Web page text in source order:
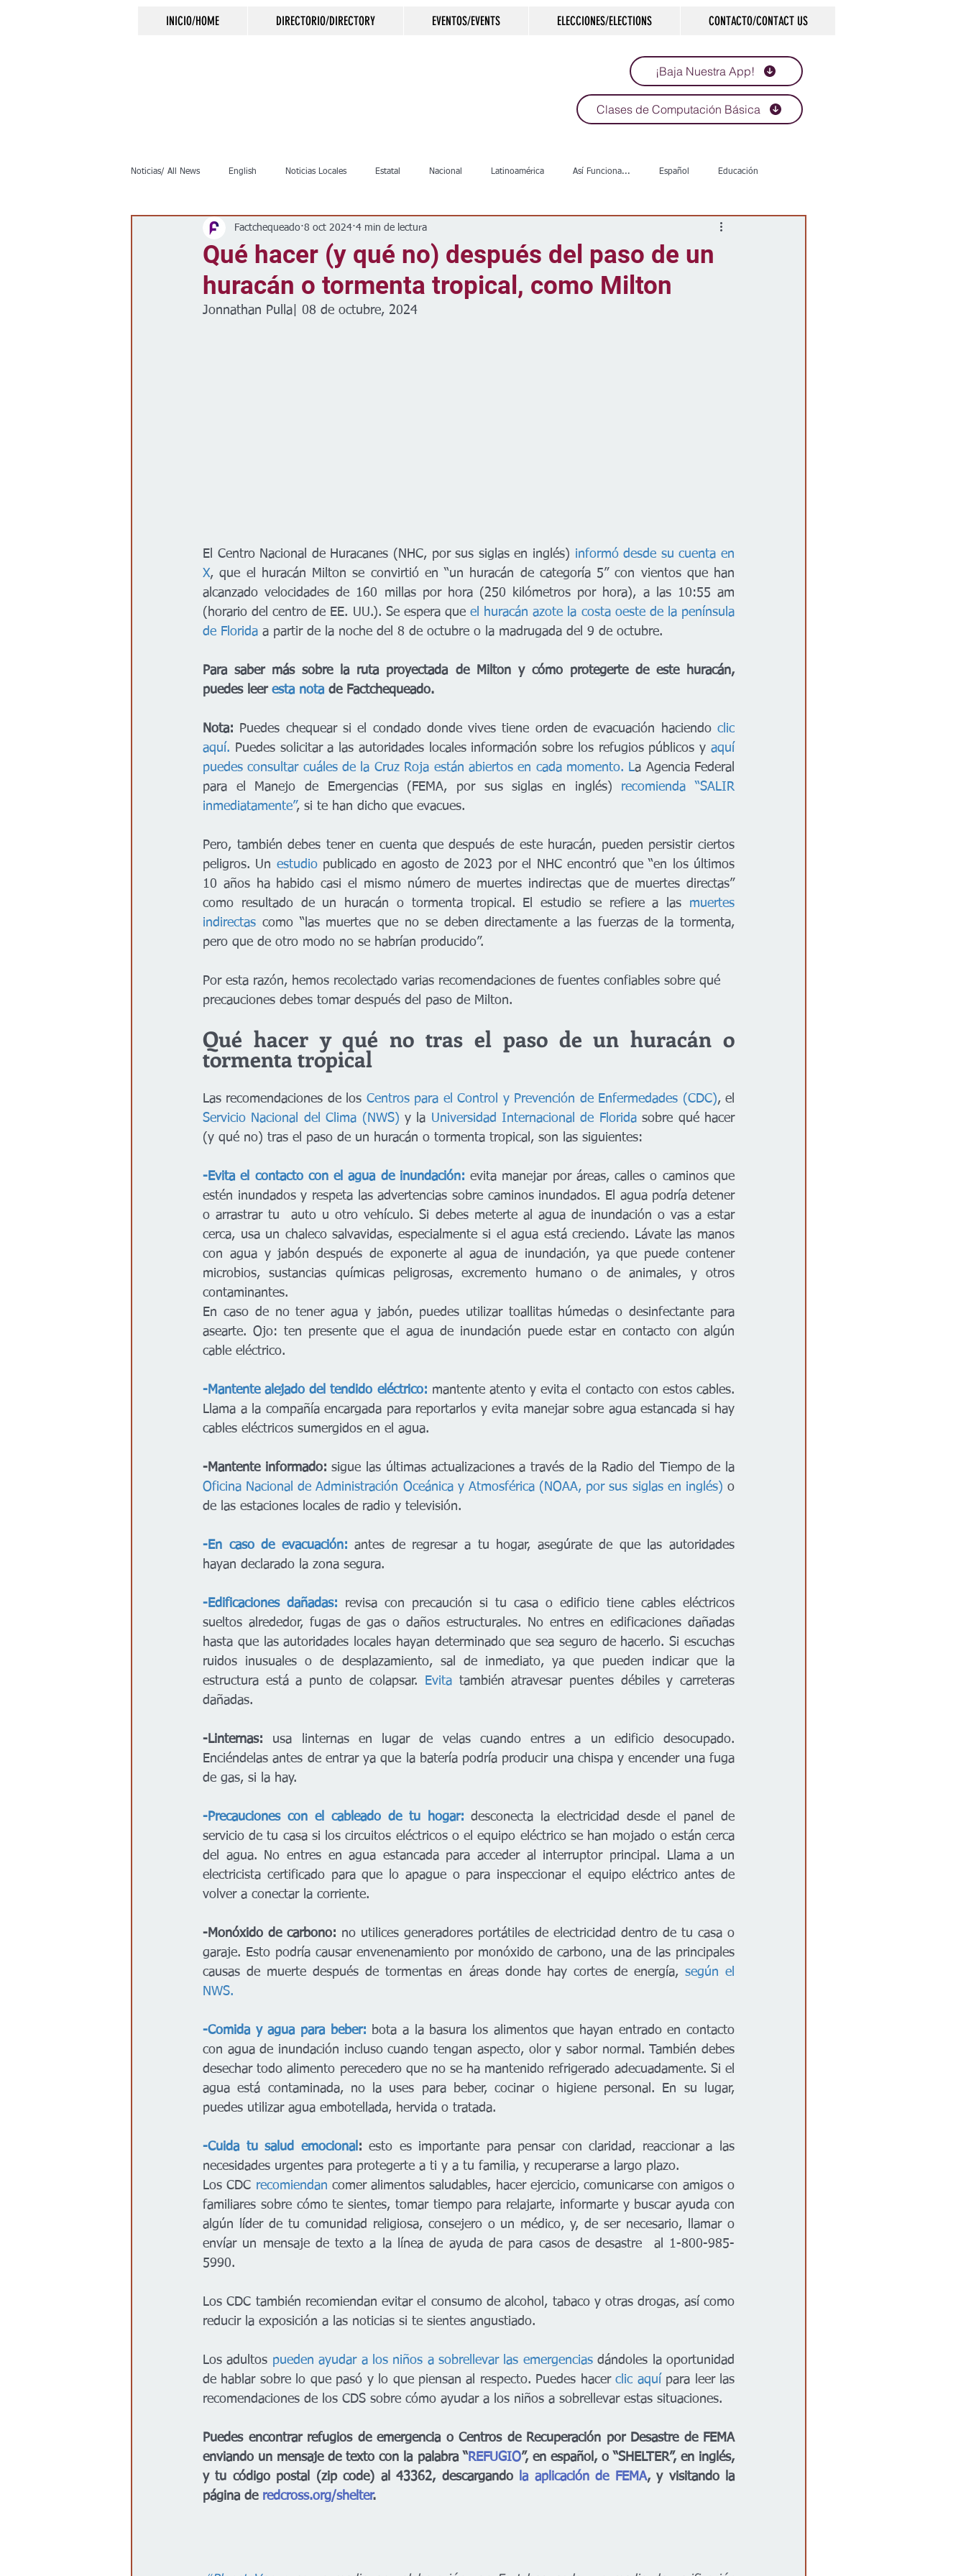
INICIO/HOME DIRECTORIO/DIRECTORY EVENTOS/EVENTS ELECCIONES/ELECTIONS CONTACTO/CONTACT US
¡Baja Nuestra App!
Clases de Computación Básica
Noticias/ All News English Noticias Locales Estatal Nacional Latinoamérica Así Funciona... Español Educación
Crimen Negocios Salud Arte & Cultura
Clima Vivienda Escuelas Calles Desamparados Carreteras Comunidad
Qué hacer (y qué no) después del paso de un
huracán o tormenta tropical, como Milton
Factchequeado 8 oct 2024 4 min de lectura
Jonnathan Pulla| 08 de octubre, 2024
El Centro Nacional de Huracanes (NHC, por sus siglas en inglés) informó desde su cuenta en
X, que el huracán Milton se convirtió en “un huracán de categoría 5” con vientos que han
alcanzado velocidades de 160 millas por hora (250 kilómetros por hora), a las 10:55 am
(horario del centro de EE. UU.). Se espera que el huracán azote la costa oeste de la península
de Florida a partir de la noche del 8 de octubre o la madrugada del 9 de octubre.
Para saber más sobre la ruta proyectada de Milton y cómo protegerte de este huracán,
puedes leer esta nota de Factchequeado.
Nota: Puedes chequear si el condado donde vives tiene orden de evacuación haciendo clic
aquí. Puedes solicitar a las autoridades locales información sobre los refugios públicos y aquí
puedes consultar cuáles de la Cruz Roja están abiertos en cada momento. La Agencia Federal
para el Manejo de Emergencias (FEMA, por sus siglas en inglés) recomienda “SALIR
inmediatamente”, si te han dicho que evacues.
Pero, también debes tener en cuenta que después de este huracán, pueden persistir ciertos
peligros. Un estudio publicado en agosto de 2023 por el NHC encontró que “en los últimos
10 años ha habido casi el mismo número de muertes indirectas que de muertes directas”
como resultado de un huracán o tormenta tropical. El estudio se refiere a las muertes
indirectas como “las muertes que no se deben directamente a las fuerzas de la tormenta,
pero que de otro modo no se habrían producido”.
Por esta razón, hemos recolectado varias recomendaciones de fuentes confiables sobre qué
precauciones debes tomar después del paso de Milton.
Qué hacer y qué no tras el paso de un huracán o
tormenta tropical
Las recomendaciones de los Centros para el Control y Prevención de Enfermedades (CDC)
Servicio Nacional del Clima (NWS) y la Universidad Internacional de Florida sobre qué hacer
(y qué no) tras el paso de un huracán o tormenta tropical, son las siguientes:
-Evita el contacto con el agua de inundación: evita manejar por áreas, calles o caminos que
estén inundados y respeta las advertencias sobre caminos inundados. El agua podría detener
o arrastrar tu  auto u otro vehículo. Si debes meterte al agua de inundación o vas a estar
cerca, usa un chaleco salvavidas, especialmente si el agua está creciendo. Lávate las manos
con agua y jabón después de exponerte al agua de inundación, ya que puede contener
microbios, sustancias químicas peligrosas, excremento humano o de animales, y otros
contaminantes.
En caso de no tener agua y jabón, puedes utilizar toallitas húmedas o desinfectante para
asearte. Ojo: ten presente que el agua de inundación puede estar en contacto con algún
cable eléctrico.
-Mantente alejado del tendido eléctrico: mantente atento y evita el contacto con estos cables.
Llama a la compañía encargada para reportarlos y evita manejar sobre agua estancada si hay
cables eléctricos sumergidos en el agua.
-Mantente informado:
Oficina Nacional de Administración Oceánica y Atmosférica (NOAA, por sus siglas en inglés) o
de las estaciones locales de radio y televisión.
-En caso de evacuación: antes de regresar a tu hogar, asegúrate de que las autoridades
hayan declarado la zona segura.
-Edificaciones dañadas: revisa con precaución si tu casa o edificio tiene cables eléctricos
sueltos alrededor, fugas de gas o daños estructurales. No entres en edificaciones dañadas
hasta que las autoridades locales hayan determinado que sea seguro de hacerlo. Si escuchas
ruidos inusuales o de desplazamiento, sal de inmediato, ya que pueden indicar que la
estructura está a punto de colapsar.
Evita también atravesar puentes débiles y carreteras
dañadas.
-Linternas: usa linternas en lugar de velas cuando entres a un edificio desocupado.
Enciéndelas antes de entrar ya que la batería podría producir una chispa y encender una fuga
de gas, si la hay.
-Precauciones con el cableado de tu hogar: desconecta la electricidad desde el panel de
servicio de tu casa si los circuitos eléctricos o el equipo eléctrico se han mojado o están cerca
del agua. No entres en agua estancada para acceder al interruptor principal. Llama a un
electricista certificado para que lo apague o para inspeccionar el equipo eléctrico antes de
volver a conectar la corriente.
-Monóxido de carbono: no utilices generadores portátiles de electricidad dentro de tu casa o
garaje. Esto podría causar envenenamiento por monóxido de carbono, una de las principales
causas de muerte después de tormentas en áreas donde hay cortes de energía, según el
NWS.
-Comida y agua para beber: bota a la basura los alimentos que hayan entrado en contacto
con agua de inundación incluso cuando tengan aspecto, olor y sabor normal. También debes
desechar todo alimento perecedero que no se ha mantenido refrigerado adecuadamente. Si el
agua está contaminada, no la uses para beber, cocinar o higiene personal. En su lugar,
puedes utilizar agua embotellada, hervida o tratada.
-Cuida tu salud emocional : esto es importante para pensar con claridad, reaccionar a las
necesidades urgentes para protegerte a ti y a tu familia, y recuperarse a largo plazo.
Los CDC recomiendan comer alimentos saludables, hacer ejercicio, comunicarse con amigos o
familiares sobre cómo te sientes, tomar tiempo para relajarte, informarte y buscar ayuda con
algún líder de tu comunidad religiosa, consejero o un médico, y, de ser necesario, llamar o
envíar un mensaje de texto a la línea de ayuda de para casos de desastre  al 1-800-985-
5990.
Los CDC también recomiendan evitar el consumo de alcohol, tabaco y otras drogas, así como
reducir la exposición a las noticias si te sientes angustiado.
Los adultos pueden ayudar a los niños a sobrellevar las emergencias dándoles la oportunidad
de hablar sobre lo que pasó y lo que piensan al respecto. Puedes hacer clic aquí para leer las
recomendaciones de los CDS sobre cómo ayudar a los niños a sobrellevar estas situaciones.
Puedes encontrar refugios de emergencia o Centros de Recuperación por Desastre de FEMA
enviando un mensaje de texto con la palabra “REFUGIO”, en español, o “SHELTER”, en inglés,
y tu código postal (zip code) al 43362, descargando
la aplicación de FEMA, y visitando la
página de redcross.org/shelter.